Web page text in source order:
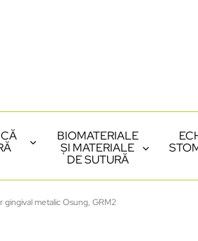
BIOMATERIALE
ȘI MATERIALE
DE SUTURĂ
gingival metalic Osung, GRM2